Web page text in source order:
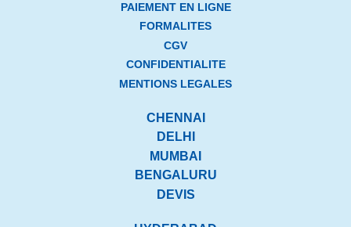
PAIEMENT EN LIGNE
FORMALITES
CGV
CONFIDENTIALITE
MENTIONS LEGALES
CHENNAI
DELHI
MUMBAI
BENGALURU
DEVIS